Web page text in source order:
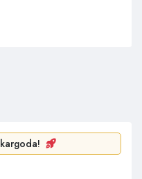
kargoda!